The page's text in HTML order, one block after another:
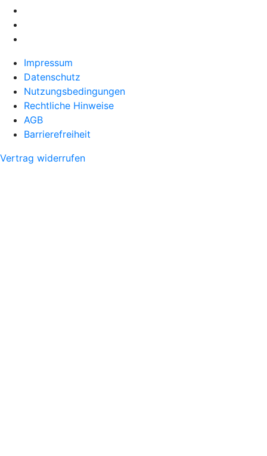
Impressum
Datenschutz
Nutzungsbedingungen
Rechtliche Hinweise
AGB
Barrierefreiheit
Vertrag widerrufen